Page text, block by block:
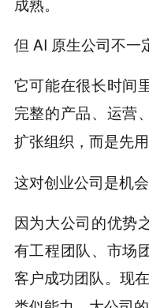
但 AI 原生公司不一
它可能在很长时间
完整的产品、运营
扩张组织，而是先
这对创业公司是机
因为大公司的优势
有工程团队、市场
客户成功团队。 现